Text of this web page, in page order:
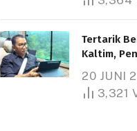
Tertarik
Kaltim,
1.000
20 JUNI
3,321